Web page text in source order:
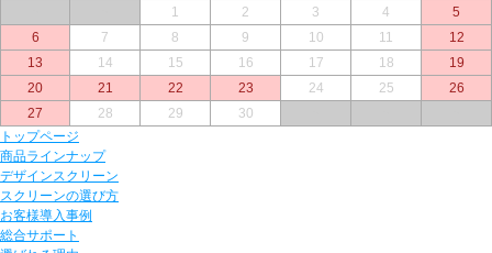
1 2 3 4
5
6
7 8 9 10 11
12
13
14 15 16 17 18
19
20
21 22 23 24 25
26
27
28 29 30
トップページ
商品ラインナップ
デザインスクリーン
スクリーンの選び方
お客様導入事例
総合サポート